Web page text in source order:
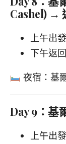
Cashel) →
上午出
下午返
夜宿：基
Day 9：基
上午出